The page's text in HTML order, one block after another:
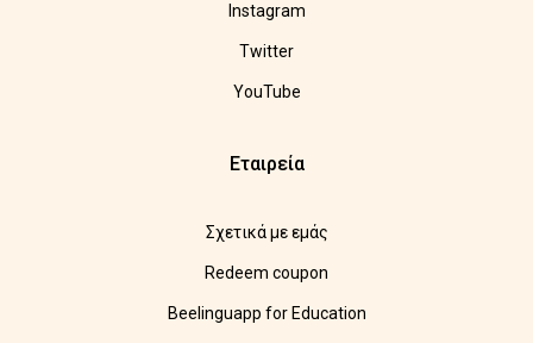
Instagram
Twitter
YouTube
Εταιρεία
Σχετικά με εμάς
Redeem coupon
Beelinguapp for Education